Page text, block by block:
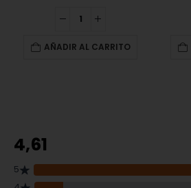
AÑADIR AL CARRITO